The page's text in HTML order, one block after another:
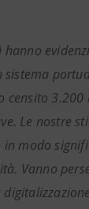
hanno
Le nostre
modo
Vanno